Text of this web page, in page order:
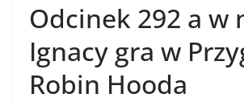
Odcinek 292 a w
Ignacy gra w
Robin Hooda